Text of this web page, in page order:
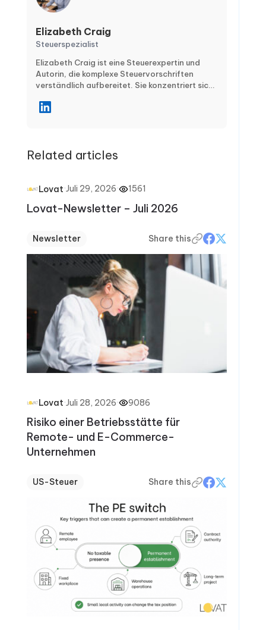
Elizabeth Craig
Steuerspezialist
Elizabeth Craig ist eine Steuerexpertin und
Autorin, die komplexe Steuervorschriften
verständlich aufbereitet. Sie konzentriert sich
Empfehlungen für Privatpersonen und
Schritt-für-Schritt-Artikeln hilft Elizabeth
bleiben und das ganze Jahr über klügere
Related articles
Lovat·Juli 29, 2026· 1561
Lovat-Newsletter – Juli 2026
Newsletter Share this
Lovat·Juli 28, 2026· 9086
Risiko einer Betriebsstätte für
Remote- und E-Commerce-
Unternehmen
US-Steuer Share this